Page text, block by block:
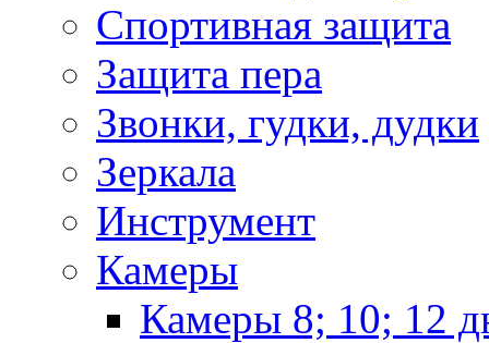
Спортивная защита
Защита пера
Звонки, гудки, дудки
Зеркала
Инструмент
Камеры
Камеры 8; 10; 12